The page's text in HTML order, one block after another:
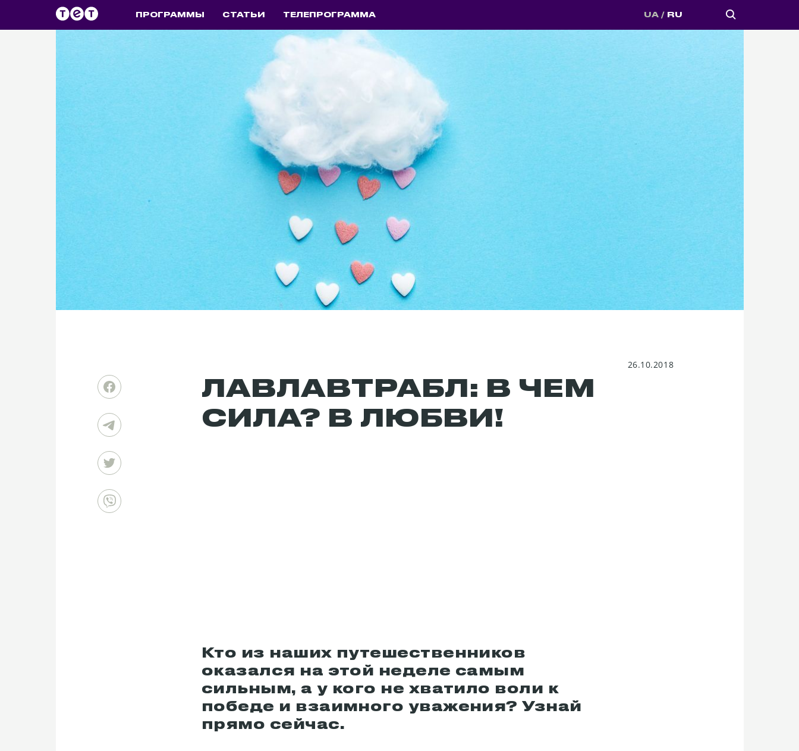
ПРОГРАММЫ СТАТЬИ ТЕЛЕПРОГРАММА UA RU
26.10.2018
ЛАВЛАВТРАБЛ: В ЧЕМ
СИЛА? В ЛЮБВИ!
Кто из наших путешественников
оказался на этой неделе самым
сильным, а у кого не хватило воли к
победе и взаимного уважения? Узнай
прямо сейчас.